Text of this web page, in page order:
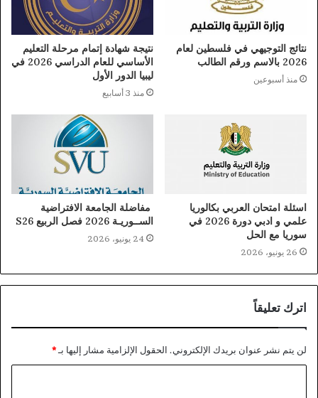
نتائج التوجيهي في فلسطين لعام
2026 بالاسم ورقم الطالب
منذ أسبوعين
نتيجة شهادة إتمام مرحلة التعليم
الأساسي للعام الدراسي 2026 في
ليبيا الدور الأول
منذ 3 أسابيع
اسئلة امتحان العربي بكالوريا
علمي و ادبي دورة 2026 في
سوريا مع الحل
26 يونيو، 2026
مفاضلة الجامعة الافتراضية
الســوريـة 2026 فصل الربيع S26
24 يونيو، 2026
اترك تعليقاً
لن يتم نشر عنوان بريدك الإلكتروني. الحقول الإلزامية مشار إليها بـ*